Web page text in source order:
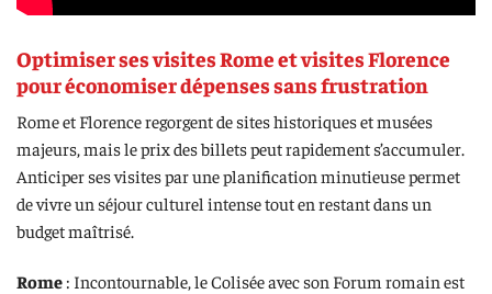
Optimiser ses visites Rome et visites Florence
pour économiser dépenses sans frustration
Rome et Florence regorgent de sites historiques et musées
majeurs, mais le prix des billets peut rapidement s’accumuler.
Anticiper ses visites par une planification minutieuse permet
de vivre un séjour culturel intense tout en restant dans un
budget maîtrisé.
Rome : Incontournable, le Colisée avec son Forum romain est